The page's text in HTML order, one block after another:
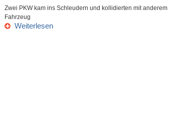
Zwei PKW kam ins Schleudern und kollidierten mit anderem
Fahrzeug
Weiterlesen